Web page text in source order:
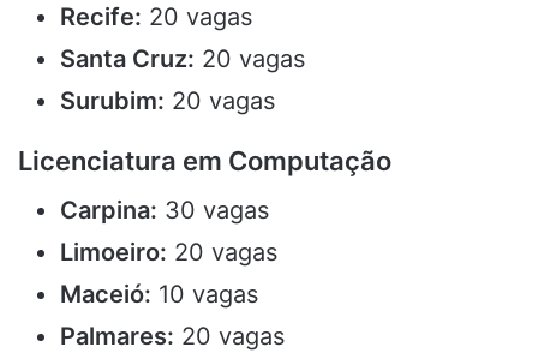
Recife: 20 vagas
Santa Cruz: 20 vagas
Surubim: 20 vagas
Licenciatura em Computação
Carpina: 30 vagas
Limoeiro: 20 vagas
Maceió: 10 vagas
Palmares: 20 vagas